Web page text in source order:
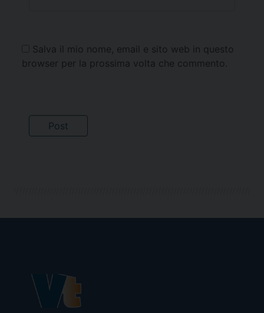
Salva il mio nome, email e sito web in questo
browser per la prossima volta che commento.